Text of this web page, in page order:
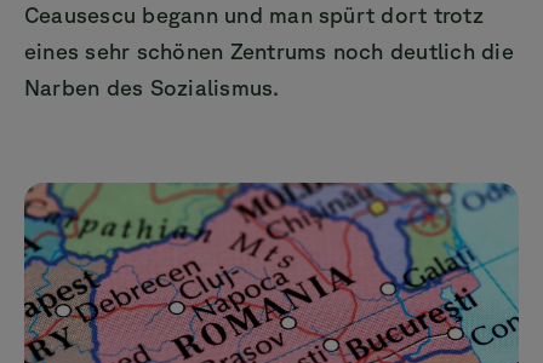
Ceausescu begann und man spürt dort trotz
eines sehr schönen Zentrums noch deutlich die
Narben des Sozialismus.